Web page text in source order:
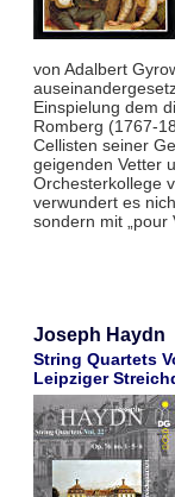
von Adalbert
Einspielung dem
Romberg (1767-
Cellisten seiner
geigenden Vetter
Orchesterkollege
verwundert es
sondern mit „pour
Joseph Haydn
String Quartets
Leipziger